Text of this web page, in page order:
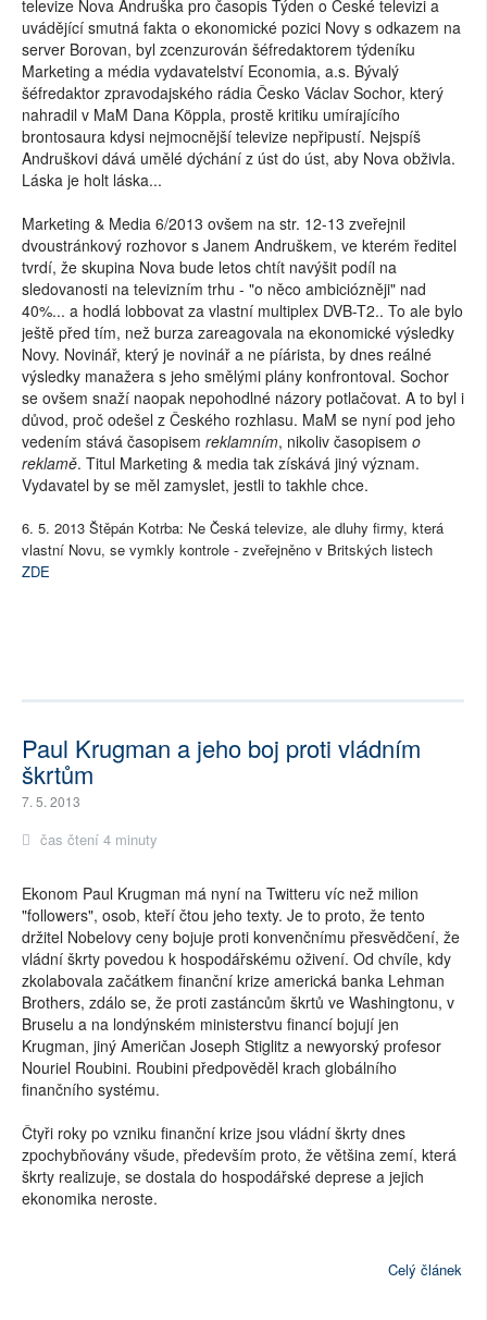
televize Nova Andruška pro časopis Týden o České televizi a
uvádějící smutná fakta o ekonomické pozici Novy s odkazem na
server Borovan, byl zcenzurován šéfredaktorem týdeníku
Marketing a média vydavatelství Economia, a.s. Bývalý
šéfredaktor zpravodajského rádia Česko Václav Sochor, který
nahradil v MaM Dana Köppla, prostě kritiku umírajícího
brontosaura kdysi nejmocnější televize nepřipustí. Nejspíš
Andruškovi dává umělé dýchání z úst do úst, aby Nova obživla.
Láska je holt láska...
Marketing & Media 6/2013 ovšem na str. 12-13 zveřejnil
dvoustránkový rozhovor s Janem Andruškem, ve kterém ředitel
tvrdí, že skupina Nova bude letos chtít navýšit podíl na
sledovanosti na televizním trhu - "o něco ambiciózněji" nad
40%... a hodlá lobbovat za vlastní multiplex DVB-T2.. To ale bylo
ještě před tím, než burza zareagovala na ekonomické výsledky
Novy. Novinář, který je novinář a ne píárista, by dnes reálné
výsledky manažera s jeho smělými plány konfrontoval. Sochor
se ovšem snaží naopak nepohodlné názory potlačovat. A to byl i
důvod, proč odešel z Českého rozhlasu. MaM se nyní pod jeho
vedením stává časopisem reklamním, nikoliv časopisem o
reklamě. Titul Marketing & media tak získává jiný význam.
Vydavatel by se měl zamyslet, jestli to takhle chce.
6. 5. 2013 Štěpán Kotrba: Ne Česká televize, ale dluhy firmy, která
vlastní Novu, se vymkly kontrole - zveřejněno v Britských listech
ZDE
Paul Krugman a jeho boj proti vládním
škrtům
7. 5. 2013
čas čtení 4 minuty
Ekonom Paul Krugman má nyní na Twitteru víc než milion
"followers", osob, kteří čtou jeho texty. Je to proto, že tento
držitel Nobelovy ceny bojuje proti konvenčnímu přesvědčení, že
vládní škrty povedou k hospodářskému oživení. Od chvíle, kdy
zkolabovala začátkem finanční krize americká banka Lehman
Brothers, zdálo se, že proti zastáncům škrtů ve Washingtonu, v
Bruselu a na londýnském ministerstvu financí bojují jen
Krugman, jiný Američan Joseph Stiglitz a newyorský profesor
Nouriel Roubini. Roubini předpověděl krach globálního
finančního systému.
Čtyři roky po vzniku finanční krize jsou vládní škrty dnes
zpochybňovány všude, především proto, že většina zemí, která
škrty realizuje, se dostala do hospodářské deprese a jejich
ekonomika neroste.
Celý článek